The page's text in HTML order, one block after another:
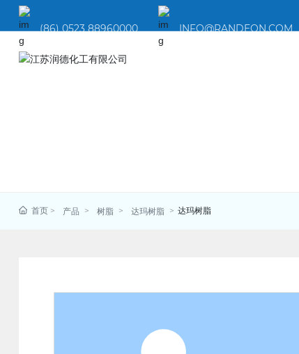
(86) 0523 88960000 INFO@RANDEON.COM
首页 产品 树脂 达玛树脂 达玛树脂